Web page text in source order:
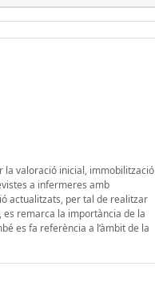
la valoració inicial, immobilització
a infermeres amb
actualitzats, per tal de realitzar
es remarca la importància de la
es fa referència a l’àmbit de la